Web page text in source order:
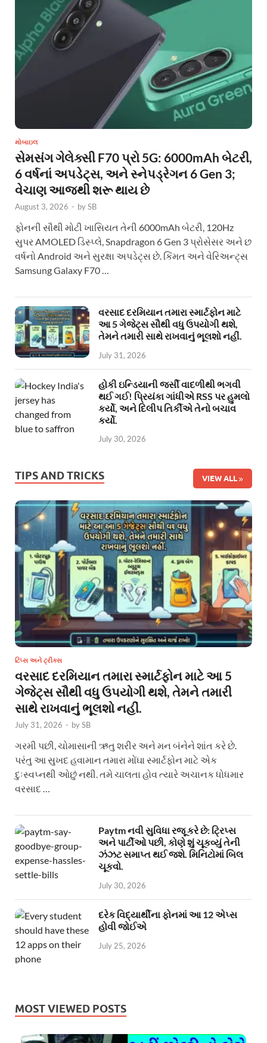
મોબાઇલ
સેમસંગ ગેલેક્સી F70 પ્રો 5G: 6000mAh બેટરી,
6 વર્ષનાં અપડેટ્સ, અને સ્નેપડ્રેગન 6 Gen 3;
વેચાણ આજથી શરૂ થાય છે
August 3, 2026 - bySB
ફોનની સૌથી મોટી ખાસિયત તેની 6000mAh બેટરી, 120Hz
સુપર AMOLED ડિસ્પ્લે, Snapdragon 6 Gen 3 પ્રોસેસર અને છ
વર્ષનો Android અને સુરક્ષા અપડેટ્સ છે. કિંમત અને વેરિઅન્ટ્સ
Samsung Galaxy F70 …
વરસાદ દરમિયાન તમારા સ્માર્ટફોન માટે
આ 5 ગેજેટ્સ સૌથી વધુ ઉપયોગી થશે,
તેમને તમારી સાથે રાખવાનું ભૂલશો નહીં.
July 31, 2026
હોકી ઇન્ડિયાની જર્સી વાદળીથી ભગવી
થઈ ગઈ! પ્રિયંકા ગાંધીએ RSS પર હુમલો
કર્યો, અને દિલીપ તિર્કીએ તેનો બચાવ
કર્યો.
July 30, 2026
TIPS AND TRICKS VIEW ALL
ટિપ્સ અને ટ્રીક્સ
વરસાદ દરમિયાન તમારા સ્માર્ટફોન માટે આ 5
ગેજેટ્સ સૌથી વધુ ઉપયોગી થશે, તેમને તમારી
સાથે રાખવાનું ભૂલશો નહીં.
July 31, 2026 - bySB
ગરમી પછી, ચોમાસાની ઋતુ શરીર અને મન બંનેને શાંત કરે છે.
પરંતુ આ સુખદ હવામાન તમારા મોંઘા સ્માર્ટફોન માટે એક
દુઃસ્વપ્નથી ઓછું નથી. તમે ચાલતા હોવ ત્યારે અચાનક ધોધમાર
વરસાદ …
Paytm નવી સુવિધા રજૂ કરે છે: ટ્રિપ્સ
અને પાર્ટીઓ પછી, કોણે શું ચૂકવ્યું તેની
ઝંઝટ સમાપ્ત થઈ જશે. મિનિટોમાં બિલ
ચૂકવો.
July 30, 2026
દરેક વિદ્યાર્થીના ફોનમાં આ 12 એપ્સ
હોવી જોઈએ
July 25, 2026
MOST VIEWED POSTS